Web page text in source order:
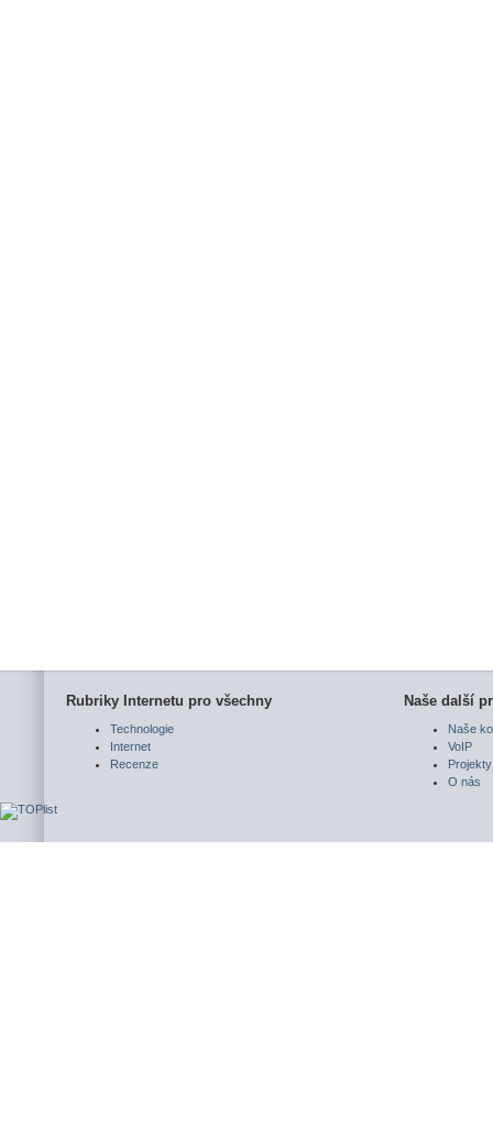
Rubriky Internetu pro všechny
Technologie
Internet
Recenze
Naše další
Naše
VoIP
Projekty
O nás